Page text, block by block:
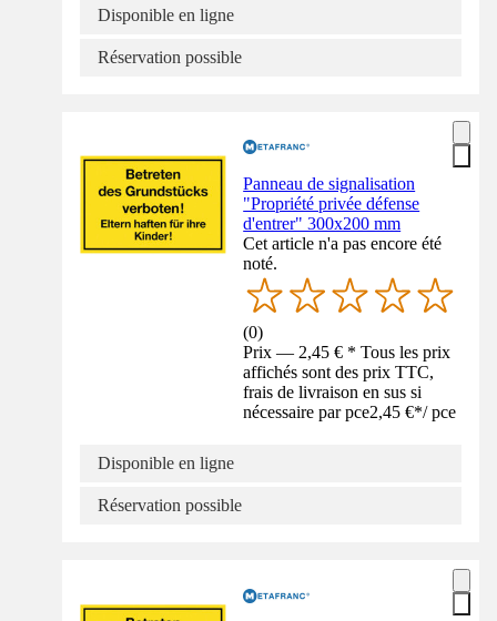
Disponible en ligne
Réservation possible
Panneau de signalisation
"Propriété privée défense
d'entrer" 300x200 mm
Cet article n'a pas encore été
noté.
(0)
Prix — 2,45 € * Tous les prix
affichés sont des prix TTC,
frais de livraison en sus si
nécessaire par pce2,45 €*/ pce
Disponible en ligne
Réservation possible